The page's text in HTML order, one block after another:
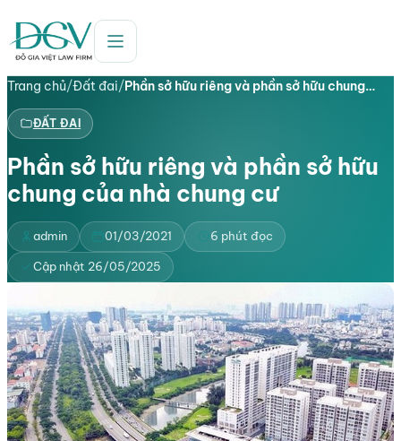
Trang chủ/Đất đai/Phần sở hữu riêng và phần sở hữu chung…
ĐẤT ĐAI
Phần sở hữu riêng và phần sở hữu
chung của nhà chung cư
admin 01/03/2021 6 phút đọc
Cập nhật 26/05/2025